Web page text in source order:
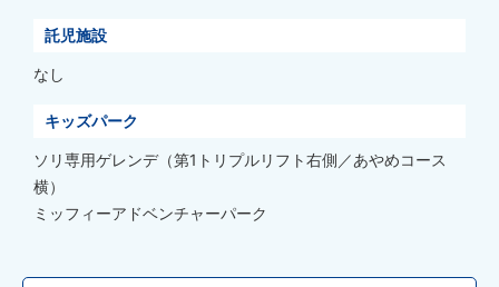
託児施設
なし
キッズパーク
ソリ専用ゲレンデ（第1トリプルリフト右側／あやめコース
横）
ミッフィーアドベンチャーパーク